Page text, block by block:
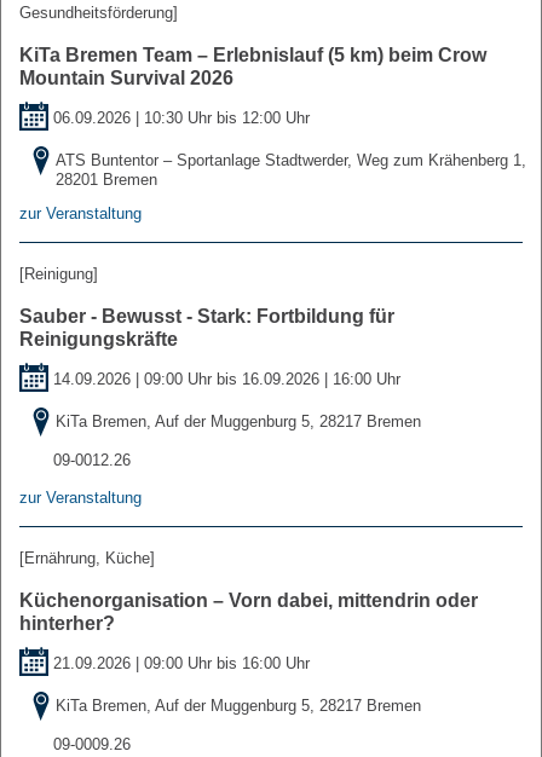
Gesundheitsförderung]
KiTa Bremen Team – Erlebnislauf (5 km) beim Crow
Mountain Survival 2026
06.09.2026 | 10:30 Uhr bis 12:00 Uhr
ATS Buntentor – Sportanlage Stadtwerder, Weg zum Krähenberg 1,
28201 Bremen
zur Veranstaltung
[Reinigung]
Sauber - Bewusst - Stark: Fortbildung für
Reinigungskräfte
14.09.2026 | 09:00 Uhr bis 16.09.2026 | 16:00 Uhr
KiTa Bremen, Auf der Muggenburg 5, 28217 Bremen
09-0012.26
zur Veranstaltung
[Ernährung, Küche]
Küchenorganisation – Vorn dabei, mittendrin oder
hinterher?
21.09.2026 | 09:00 Uhr bis 16:00 Uhr
KiTa Bremen, Auf der Muggenburg 5, 28217 Bremen
09-0009.26